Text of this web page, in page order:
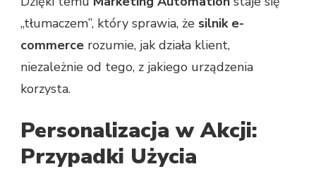
„tłumaczem”, który sprawia, że silnik e-
commerce rozumie, jak działa klient,
niezależnie od tego, z jakiego urządzenia
korzysta.
Personalizacja w Akcji:
Przypadki Użycia